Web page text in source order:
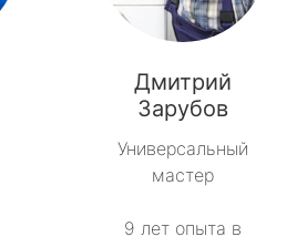
Дмитрий
Зарубов
Универсальный
мастер
9 лет опыта в